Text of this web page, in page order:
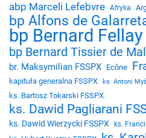
abp Marceli Lefebvre Afryka
bp Alfons de
bp Bernard Fellay
bp Bernard Tissier de
br. Maksymilian FSSPX Ecône
kapituła generalna FSSPX ks. Antoni
ks. Bartosz Tokarski FSSPX
ks. Dawid Pagliarani
ks. Dawid Wierzycki FSSPX ks.